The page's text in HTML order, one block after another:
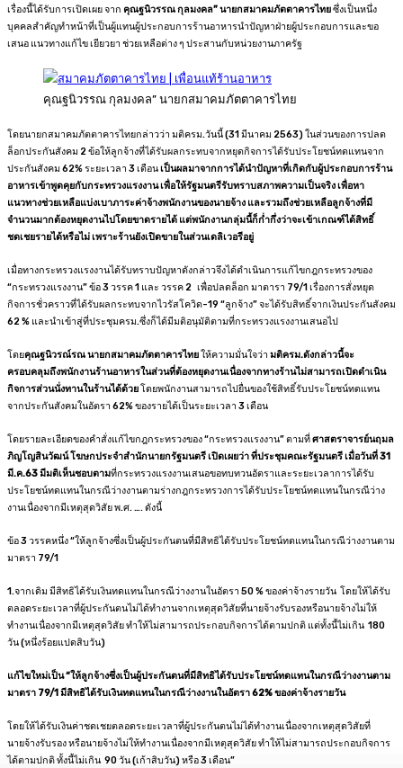
เรื่องนี้ได้รับการเปิดเผย จาก คุณฐนิวรรณ กุลมงคล”นายกสมาคมภัตตาคารไทยซึ่งเป็นหนึ่ง
บุคคลสำคัญทำหน้าที่เป็นผู้แทนผู้ประกอบการร้านอาหารนำปัญหาฝ่ายผู้ประกอบการและขอ
เสนอ แนวทางแก้ไข เยียวยา ช่วยเหลือต่าง ๆ ประสานกับหน่วยงานภาครัฐ
คุณฐนิวรรณ กุลมงคล” นายกสมาคมภัตตาคารไทย
โดยนายกสมาคมภัตตาคารไทยกล่าวว่า มติครม.วันนี้ (31 มีนาคม 2563) ในส่วนของการปลด
ล็อกประกันสังคม 2 ข้อให้ลูกจ้างที่ได้รับผลกระทบจากหยุดกิจการได้รับประโยชน์ทดแทนจาก
ประกันสังคม 62% ระยะเวลา 3 เดือนเป็นผลมาจากการได้นำปัญหาที่เกิดกับผู้ประกอบการร้าน
อาหารเข้าพูดคุยกับกระทรวงแรงงาน เพื่อให้รัฐมนตรีรับทราบสภาพความเป็นจริง เพื่อหา
แนวทางช่วยเหลือแบ่งเบาภาระค่าจ้างพนักงานของนายจ้าง และรวมถึงช่วยเหลือลูกจ้างที่มี
จำนวนมากต้องหยุดงานไปโดยขาดรายได้ แต่พนักงานกลุ่มนี้ก็ก่ำกึ่งว่าจะเข้าเกณฑ์ได้สิทธิ์
ชดเชยรายได้หรือไม่เพราะร้านยังเปิดขายในส่วนเดลิเวอรีอยู่
เมื่อทางกระทรวงแรงงานได้รับทราบปัญหาดังกล่าวจึงได้ดำเนินการแก้ไขกฎกระทรวงของ
“กระทรวงแรงงาน” ข้อ 3 วรรค 1 และ วรรค 2 เพื่อปลดล็อก มาตารา 79/1 เรื่องการสั่งหยุด
กิจการชั่วคราวที่ได้รับผลกระทบจากไวรัสโควิด-19 “ลูกจ้าง” จะได้รับสิทธิ์จากเงินประกันสังคม
62 % และนำเข้าสู่ที่ประชุมครม.ซึ่งก็ได้มีมติอนุมัติตามที่กระทรวงแรงงานเสนอไป
โดยคุณฐนิวรณ์รณ นายกสมาคมภัตตาคารไทยให้ความมั่นใจว่า มติครม.ดังกล่าวนี้จะ
ครอบคลุมถึงพนักงานร้านอาหารในส่วนที่ต้องหยุดงานเนื่องจากทางร้านไม่สามารถเปิดดำเนิน
กิจการส่วนนั่งทานในร้านได้ด้วยโดยพนักงานสามารถไปยื่นของใช้สิทธิ์รับประโยชน์ทดแทน
จากประกันสังคมในอัตรา 62% ของรายได้เป็นระยะเวลา 3 เดือน
โดยรายละเอียดของคำสั่งแก้ไขกฎกระทรวงของ “กระทรวงแรงงาน” ตามที่ศาสตราจารย์นฤมล
ภิญโญสินวัฒน์ โฆษกประจำสำนักนายกรัฐมนตรี เปิดเผยว่า ที่ประชุมคณะรัฐมนตรี เมื่อวันที่ 31
มี.ค.63 มีมติเห็นชอบตามที่กระทรวงแรงงานเสนอขอทบทวนอัตราและระยะเวลาการได้รับ
ประโยชน์ทดแทนในกรณีว่างงานตามร่างกฎกระทรวงการได้รับประโยชน์ทดแทนในกรณีว่าง
งานเนื่องจากมีเหตุสุดวิสัย พ.ศ. …. ดังนี้
ข้อ 3 วรรคหนึ่ง “ให้ลูกจ้างซึ่งเป็นผู้ประกันตนที่มีสิทธิได้รับประโยชน์ทดแทนในกรณีว่างงานตาม
มาตรา 79/1
1.จากเดิม มีสิทธิได้รับเงินทดแทนในกรณีว่างงานในอัตรา 50 % ของค่าจ้างรายวัน โดยให้ได้รับ
ตลอดระยะเวลาที่ผู้ประกันตนไม่ได้ทำงานจากเหตุสุดวิสัยที่นายจ้างรับรองหรือนายจ้างไม่ให้
ทำงานเนื่องจากมีเหตุสุดวิสัย ทำให้ไม่สามารถประกอบกิจการได้ตามปกติ แต่ทั้งนี้ไม่เกิน 180
วัน (หนึ่งร้อยแปดสิบวัน)
แก้ไขใหม่เป็น “ให้ลูกจ้างซึ่งเป็นผู้ประกันตนที่มีสิทธิได้รับประโยชน์ทดแทนในกรณีว่างงานตาม
มาตรา 79/1 มีสิทธิได้รับเงินทดแทนในกรณีว่างงานในอัตรา 62% ของค่าจ้างรายวัน
โดยให้ได้รับเงินค่าชดเชยตลอดระยะเวลาที่ผู้ประกันตนไม่ได้ทำงานเนื่องจากเหตุสุดวิสัยที่
นายจ้างรับรอง หรือนายจ้างไม่ให้ทำงานเนื่องจากมีเหตุสุดวิสัย ทำให้ไม่สามารถประกอบกิจการ
ได้ตามปกติ ทั้งนี้ไม่เกิน 90 วัน (เก้าสิบวัน) หรือ 3 เดือน”